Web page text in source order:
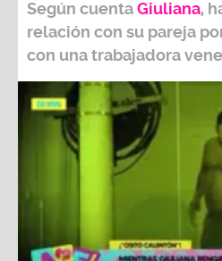
Según cuentaGiuliana,
relación con su pareja
con una trabajadora